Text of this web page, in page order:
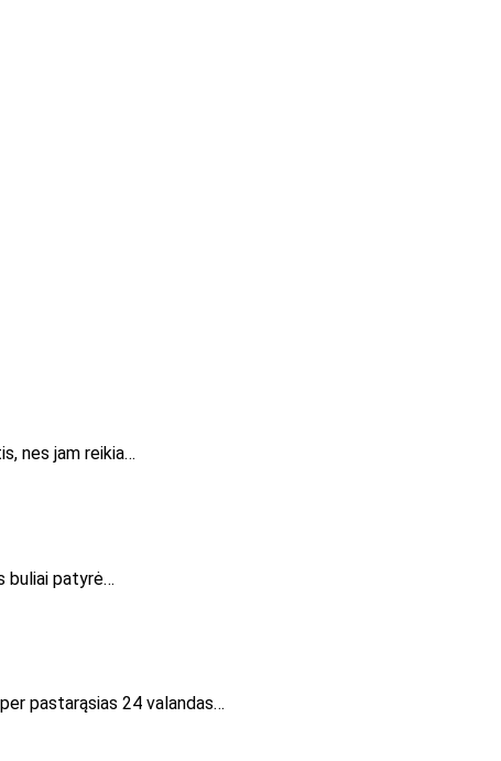
nes jam reikia…
buliai patyrė…
pastarąsias 24 valandas…